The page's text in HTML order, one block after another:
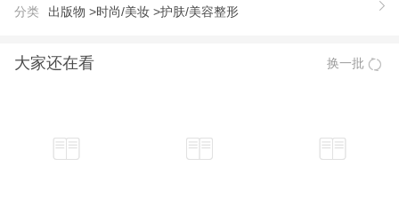
分类 出版物 >时尚/美妆 >护肤/美容整形
大家还在看 换一批